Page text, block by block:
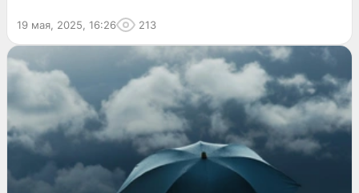
19 мая, 2025, 16:26 213